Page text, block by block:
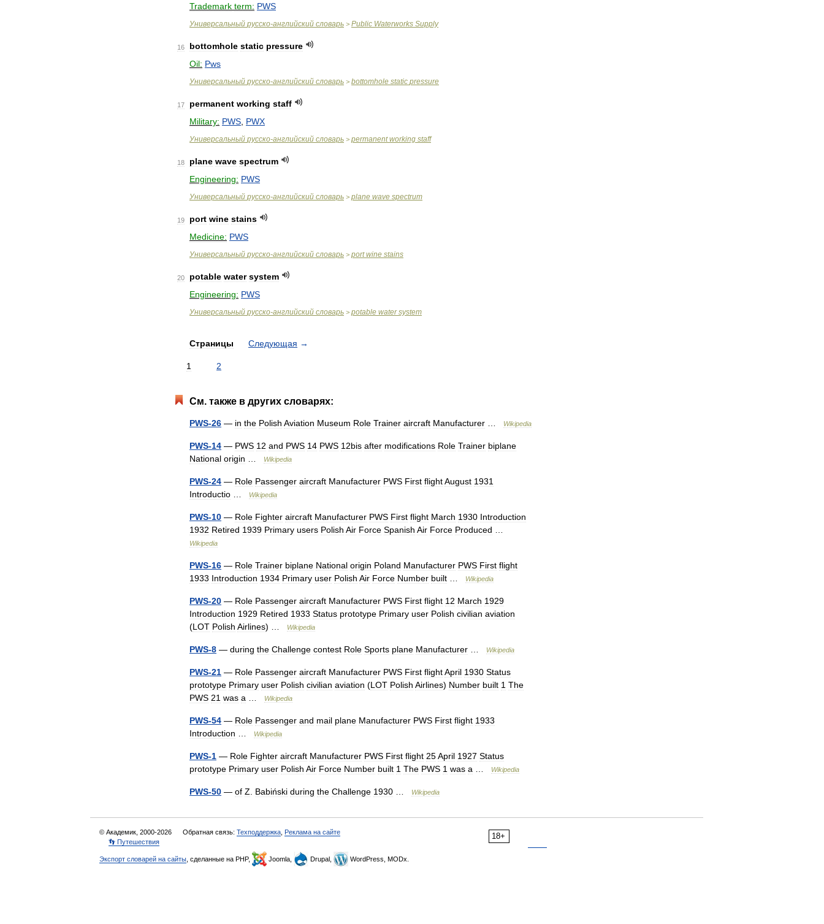
Trademark term: PWS
Универсальный русско-английский словарь > Public Waterworks Supply
16 bottomhole static pressure
Oil: Pws
Универсальный русско-английский словарь > bottomhole static pressure
17 permanent working staff
Military: PWS PWX
Универсальный русско-английский словарь > permanent working staff
18 plane wave spectrum
Engineering: PWS
Универсальный русско-английский словарь > plane wave spectrum
19 port wine stains
Medicine: PWS
Универсальный русско-английский словарь > port wine stains
20 potable water system
Engineering: PWS
Универсальный русско-английский словарь > potable water system
Страницы Следующая →
1 2
См. также в других словарях:
PWS-26 — in the Polish Aviation Museum Role Trainer aircraft Manufacturer Wikipedia
PWS-14 — PWS 12 and PWS 14 PWS 12bis after modifications Role Trainer biplane
National origin Wikipedia
PWS-24 — Role Passenger aircraft Manufacturer PWS First flightAugust 1931
Introductio
Wikipedia
PWS-10 — Role Fighter aircraft Manufacturer PWS First flight March 1930 Introduction
1932 Retired 1939 Primary users Polish Air Force Spanish Air Force Produced
Wikipedia
PWS-16 — Role Trainer biplane National origin Poland Manufacturer PWS First flight
1933 Introduction 1934 Primary user Polish Air Force Number built Wikipedia
PWS-20 — Role Passenger aircraft Manufacturer PWS First flight 12 March 1929
Introduction 1929 Retired 1933 Status prototype Primary user Polish civilian aviation
(LOT Polish Airlines) … Wikipedia
PWS-8 — during the Challenge contest Role Sports plane Manufacturer Wikipedia
PWS-21 — Role Passenger aircraft Manufacturer PWS First flightApril 1930 Status
prototype Primary user Polish civilian aviation (LOT Polish Airlines) Number built 1 The
PWS 21 was a Wikipedia
PWS-54 — Role Passenger and mail plane Manufacturer PWS First flight 1933
Introduction
Wikipedia
PWS-1 — Role Fighter aircraft Manufacturer PWS First flight 25April 1927 Status
prototype Primary user Polish Air Force Number built 1 The PWS 1 was a Wikipedia
PWS-50 — of Z Babiński during the Challenge 1930 Wikipedia
18+
© Академик, 2000-2026 Обратная связь: Техподдержка Реклама на сайте
👣 Путешествия
Экспорт словарей на сайты , сделанные на PHP, Joomla, Drupal, WordPress, MODx.